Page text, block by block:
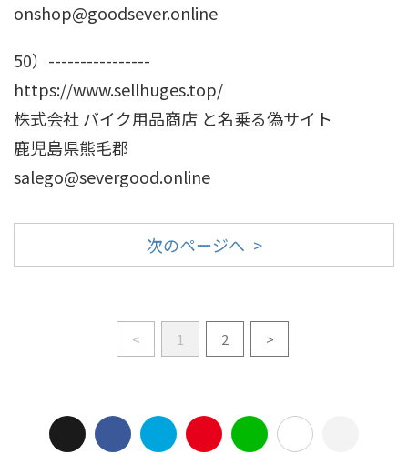
onshop@goodsever.online
50）----------------
https://www.sellhuges.top/
株式会社 バイク用品商店 と名乗る偽サイト
鹿児島県熊毛郡
salego@severgood.online
次のページへ >
< 1 2 >